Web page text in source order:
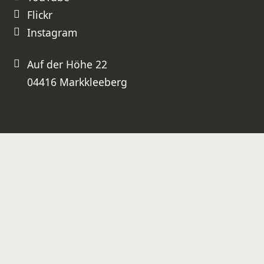
Auf der Höhe 22
04416 Markkleeberg
Flickr
Instagram